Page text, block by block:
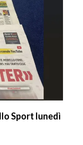
Sport lunedì